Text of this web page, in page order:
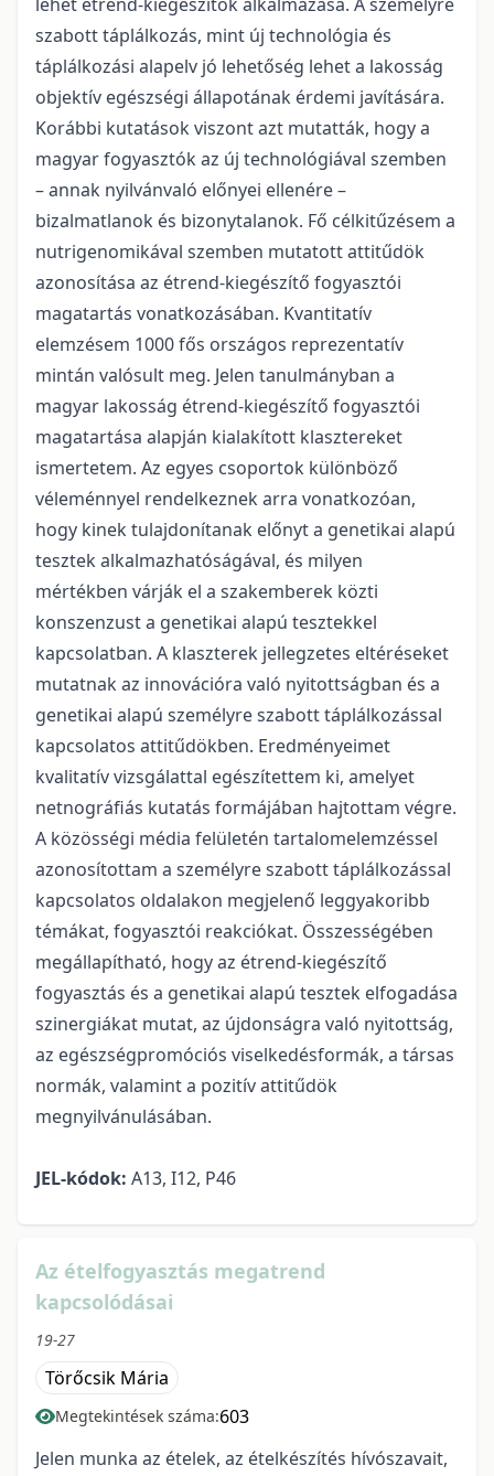
szabott táplálkozás, mint új technológia és
táplálkozási alapelv jó lehetőség lehet a lakosság
objektív egészségi állapotának érdemi javítására.
Korábbi kutatások viszont azt mutatták, hogy a
magyar fogyasztók az új technológiával szemben
– annak nyilvánvaló előnyei ellenére –
bizalmatlanok és bizonytalanok. Fő célkitűzésem a
nutrigenomikával szemben mutatott attitűdök
azonosítása az étrend-kiegészítő fogyasztói
magatartás vonatkozásában. Kvantitatív
elemzésem 1000 fős országos reprezentatív
mintán valósult meg. Jelen tanulmányban a
magyar lakosság étrend-kiegészítő fogyasztói
magatartása alapján kialakított klasztereket
ismertetem. Az egyes csoportok különböző
véleménnyel rendelkeznek arra vonatkozóan,
hogy kinek tulajdonítanak előnyt a genetikai alapú
tesztek alkalmazhatóságával, és milyen
mértékben várják el a szakemberek közti
konszenzust a genetikai alapú tesztekkel
kapcsolatban. A klaszterek jellegzetes eltéréseket
mutatnak az innovációra való nyitottságban és a
genetikai alapú személyre szabott táplálkozással
kapcsolatos attitűdökben. Eredményeimet
kvalitatív vizsgálattal egészítettem ki, amelyet
netnográfiás kutatás formájában hajtottam végre.
A közösségi média felületén tartalomelemzéssel
azonosítottam a személyre szabott táplálkozással
kapcsolatos oldalakon megjelenő leggyakoribb
témákat, fogyasztói reakciókat. Összességében
megállapítható, hogy az étrend-kiegészítő
fogyasztás és a genetikai alapú tesztek elfogadása
szinergiákat mutat, az újdonságra való nyitottság,
az egészségpromóciós viselkedésformák, a társas
normák, valamint a pozitív attitűdök
megnyilvánulásában.
JEL-kódok: A13, I12, P46
Az ételfogyasztás megatrend
kapcsolódásai
19-27
Törőcsik Mária
Megtekintések száma:603
Jelen munka az ételek, az ételkészítés hívószavait,